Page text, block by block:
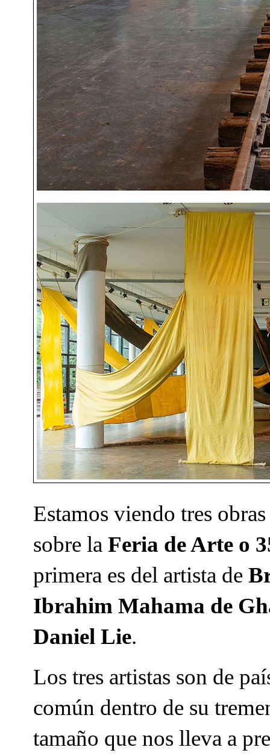
Estamos viendo tres
sobre la Feria de Arte o
primera es del artista de
Ibrahim Mahama de
Daniel Lie.
Los tres artistas son de
común dentro de su
tamaño que nos lleva a